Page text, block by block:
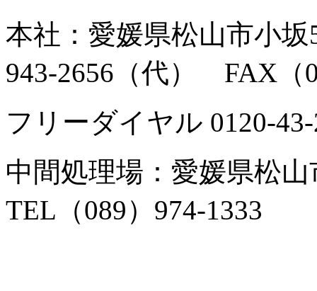
本社：愛媛県松山市小
943-2656（代） FAX（
フリーダイヤル 0120-
中間処理場：愛媛県松
TEL（089）974-1333